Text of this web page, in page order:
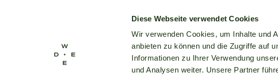
Diese Webseite verwendet Cookies
Wir verwenden Cookies, um Inhalte und
anbieten zu können und die Zugriffe auf
Informationen zu Ihrer Verwendung
und Analysen weiter. Unsere Partner